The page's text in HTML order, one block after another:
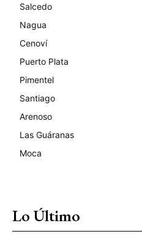
Salcedo
Nagua
Cenoví
Puerto Plata
Pimentel
Santiago
Arenoso
Las Guáranas
Moca
Lo Último